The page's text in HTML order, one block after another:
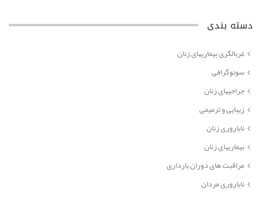
دسته بندی
غربالگری بیماریهای زنان
سونوگرافی
جراحیهای زنان
زیبایی و ترمیمی
ناباروری زنان
بیماریهای زنان
مراقبت های دوران بارداری
ناباروری مردان